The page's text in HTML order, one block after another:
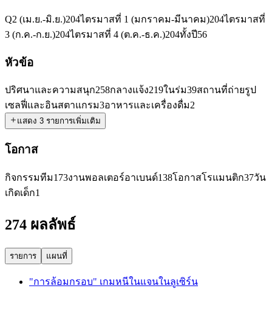
Q2 (เม.ย.-มิ.ย.)204ไตรมาสที่ 1 (มกราคม-มีนาคม)204ไตรมาสที่
3 (ก.ค.-ก.ย.)204ไตรมาสที่ 4 (ต.ค.-ธ.ค.)204ทั้งปี56
หัวข้อ
ปริศนาและความสนุก258กลางแจ้ง219ในร่ม39สถานที่ถ่ายรูป
เซลฟี่และอินสตาแกรม3อาหารและเครื่องดื่ม2
แสดง 3 รายการเพิ่มเติม
โอกาส
กิจกรรมทีม173งานพอลเตอร์อาเบนด์138โอกาสโรแมนติก37วัน
เกิดเด็ก1
274 ผลลัพธ์
รายการ แผนที่
"การล้อมกรอบ" เกมหนีในแจนในลูเซิร์น